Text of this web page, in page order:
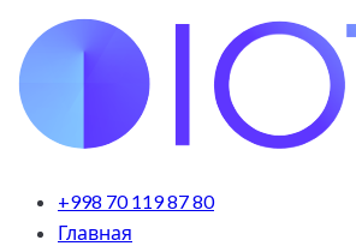
+998 70 119 87 80
Главная